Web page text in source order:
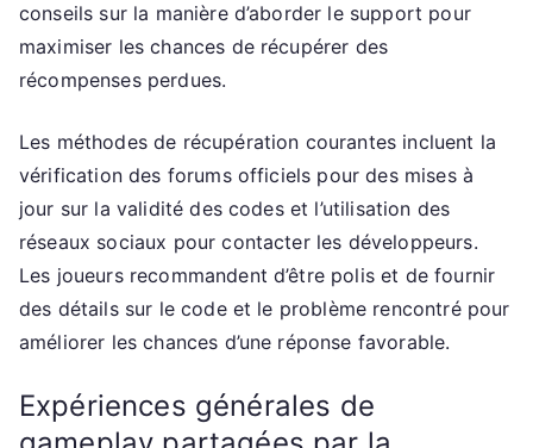
conseils sur la manière d’aborder le support pour
maximiser les chances de récupérer des
récompenses perdues.
Les méthodes de récupération courantes incluent la
vérification des forums officiels pour des mises à
jour sur la validité des codes et l’utilisation des
réseaux sociaux pour contacter les développeurs.
Les joueurs recommandent d’être polis et de fournir
des détails sur le code et le problème rencontré pour
améliorer les chances d’une réponse favorable.
Expériences générales de